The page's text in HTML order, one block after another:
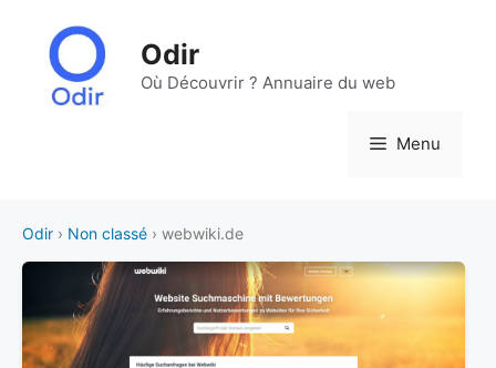
contenu
Odir
Où Découvrir ? Annuaire du web
Menu
Odir › Non classé › webwiki.de